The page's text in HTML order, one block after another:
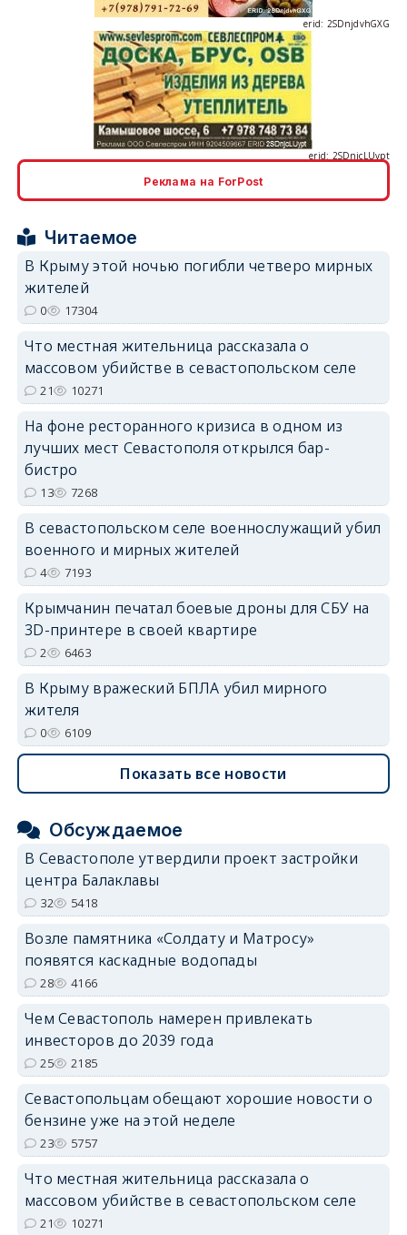
Реклама на ForPost
Читаемое
В Крыму этой ночью погибли четверо мирных
жителей
0 17304
Что местная жительница рассказала о
массовом убийстве в севастопольском селе
21 10271
На фоне ресторанного кризиса в одном из
лучших мест Севастополя открылся бар-
бистро
13 7268
В севастопольском селе военнослужащий убил
военного и мирных жителей
4 7193
Крымчанин печатал боевые дроны для СБУ на
3D-принтере в своей квартире
2 6463
В Крыму вражеский БПЛА убил мирного
жителя
0 6109
Показать все новости
Обсуждаемое
В Севастополе утвердили проект застройки
центра Балаклавы
32 5418
Возле памятника «Солдату и Матросу»
появятся каскадные водопады
28 4166
Чем Севастополь намерен привлекать
инвесторов до 2039 года
25 2185
Севастопольцам обещают хорошие новости о
бензине уже на этой неделе
23 5757
Что местная жительница рассказала о
массовом убийстве в севастопольском селе
21 10271